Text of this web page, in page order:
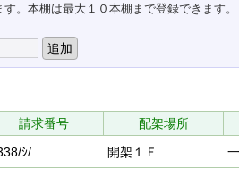
。本棚は最大１０本棚まで登録できます
請求番号 配架場所
ｼ/ 開架１Ｆ